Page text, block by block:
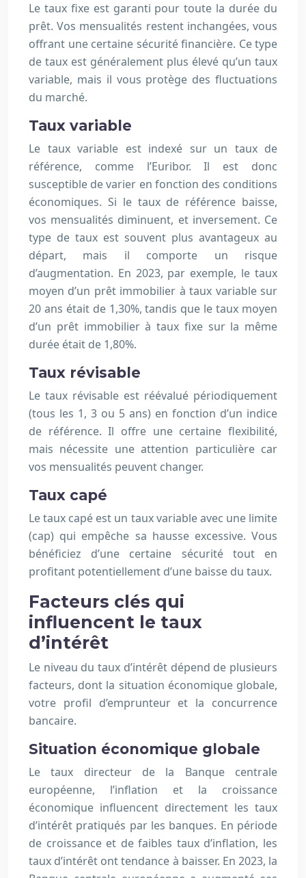
Le taux fixe est garanti pour toute la durée du
prêt. Vos mensualités restent inchangées, vous
offrant une certaine sécurité financière. Ce type
de taux est généralement plus élevé qu’un taux
variable, mais il vous protège des fluctuations
du marché.
Taux variable
Le taux variable est indexé sur un taux de
référence, comme l’Euribor. Il est donc
susceptible de varier en fonction des conditions
économiques. Si le taux de référence baisse,
vos mensualités diminuent, et inversement. Ce
type de taux est souvent plus avantageux au
départ, mais il comporte un risque
d’augmentation. En 2023, par exemple, le taux
moyen d’un prêt immobilier à taux variable sur
20 ans était de 1,30%, tandis que le taux moyen
d’un prêt immobilier à taux fixe sur la même
durée était de 1,80%.
Taux révisable
Le taux révisable est réévalué périodiquement
(tous les 1, 3 ou 5 ans) en fonction d’un indice
de référence. Il offre une certaine flexibilité,
mais nécessite une attention particulière car
vos mensualités peuvent changer.
Taux capé
Le taux capé est un taux variable avec une limite
(cap) qui empêche sa hausse excessive. Vous
bénéficiez d’une certaine sécurité tout en
profitant potentiellement d’une baisse du taux.
Facteurs clés qui
influencent le taux
d’intérêt
Le niveau du taux d’intérêt dépend de plusieurs
facteurs, dont la situation économique globale,
votre profil d’emprunteur et la concurrence
bancaire.
Situation économique globale
Le taux directeur de la Banque centrale
européenne, l’inflation et la croissance
économique influencent directement les taux
d’intérêt pratiqués par les banques. En période
de croissance et de faibles taux d’inflation, les
taux d’intérêt ont tendance à baisser. En 2023, la